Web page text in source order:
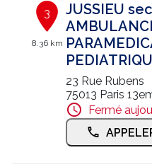
3
8.36 km
JUSSIEU
23 Rue Rubens
75013 Paris
Fermé